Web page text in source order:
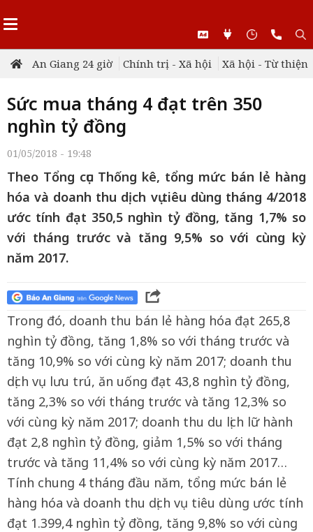
An Giang 24 giờ Chính trị - Xã hội Xã hội - Từ thiện
Sức mua tháng 4 đạt trên 350
nghìn tỷ đồng
01/05/2018 - 19:48
Theo Tổng cục Thống kê, tổng mức bán lẻ hàng
hóa và doanh thu dịch vụ tiêu dùng tháng 4/2018
ước tính đạt 350,5 nghìn tỷ đồng, tăng 1,7% so
với tháng trước và tăng 9,5% so với cùng kỳ
năm 2017.
Trong đó, doanh thu bán lẻ hàng hóa đạt 265,8
nghìn tỷ đồng, tăng 1,8% so với tháng trước và
tăng 10,9% so với cùng kỳ năm 2017; doanh thu
dịch vụ lưu trú, ăn uống đạt 43,8 nghìn tỷ đồng,
tăng 2,3% so với tháng trước và tăng 12,3% so
với cùng kỳ năm 2017; doanh thu du lịch lữ hành
đạt 2,8 nghìn tỷ đồng, giảm 1,5% so với tháng
trước và tăng 11,4% so với cùng kỳ năm 2017…
Tính chung 4 tháng đầu năm, tổng mức bán lẻ
hàng hóa và doanh thu dịch vụ tiêu dùng ước tính
đạt 1.399,4 nghìn tỷ đồng, tăng 9,8% so với cùng